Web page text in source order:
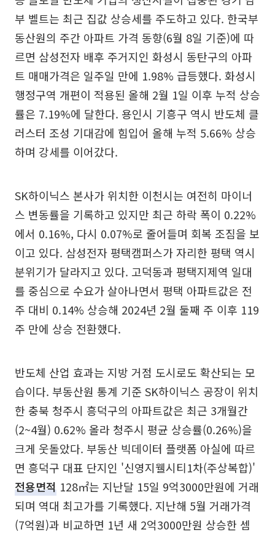
부 벨트는 최근 집값 상승세를 주도하고 있다. 한국부
동산원의 주간 아파트 가격 동향(6월 8일 기준)에 따
르면 삼성전자 배후 주거지인 화성시 동탄구의 아파
트 매매가격은 일주일 만에 1.98% 급등했다. 화성시
행정구역 개편이 적용된 올해 2월 1일 이후 누적 상승
률은 7.19%에 달한다. 용인시 기흥구 역시 반도체 클
러스터 조성 기대감에 힘입어 올해 누적 5.66% 상승
하며 강세를 이어갔다.
SK하이닉스 본사가 위치한 이천시는 여전히 마이너
스 변동률을 기록하고 있지만 최근 하락 폭이 0.22%
에서 0.16%, 다시 0.07%로 줄어들며 회복 조짐을 보
이고 있다. 삼성전자 평택캠퍼스가 자리한 평택 역시
분위기가 달라지고 있다. 고덕동과 평택지제역 일대
를 중심으로 수요가 살아나면서 평택 아파트값은 전
주 대비 0.14% 상승해 2024년 2월 둘째 주 이후 119
주 만에 상승 전환했다.
반도체 산업 효과는 지방 거점 도시로도 확산되는 모
습이다. 부동산원 통계 기준 SK하이닉스 공장이 위치
한 충북 청주시 흥덕구의 아파트값은 최근 3개월간
(2~4월) 0.62% 올라 청주시 평균 상승률(0.26%)을
크게 웃돌았다. 부동산 빅데이터 플랫폼 아실에 따르
면 흥덕구 대표 단지인 '신영지웰시티1차(주상복합)'
전용면적 128㎡는 지난달 15일 9억3000만원에 거래
되며 역대 최고가를 기록했다. 지난해 5월 거래가격
(7억원)과 비교하면 1년 새 2억3000만원 상승한 셈